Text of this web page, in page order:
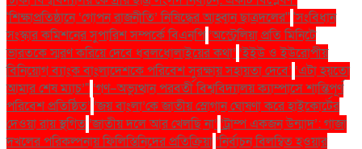
'শিক্ষাপ্রতিষ্ঠানে ‘গোপন রাজনীতি’ নিষিদ্ধের আহ্বান ছাত্রদলের'' 'সংবিধান
সংস্কার কমিশনের সুপারিশ সম্পর্কে বিএনপি ‘অস্ট্রেলিয়া প্রতি মিনিটে
ভারতকে স্মরণ করিয়ে দেবে ধবলধোলাইয়ের কথা’ ‘ইইউ ও ইউরোপীয়
বিনিয়োগ ব্যাংক বাংলাদেশকে পরিবেশ সুরক্ষায় সহায়তা দেবে’ ‘এটা হয়তো
আমার শেষ ম্যাচ’" ‘গণ–অভ্যুত্থান পরবর্তী বিশ্ববিদ্যালয় ক্যাম্পাসে শান্তিপূর্ণ
পরিবেশ প্রতিষ্ঠিত’ ‘জয় বাংলা’কে জাতীয় স্লোগান ঘোষণা করে হাইকোর্টের
দেওয়া রায় স্থগিত ‘জাতীয় দলে আর খেলছি না’ ‘ট্রাম্প একজন উন্মাদ’: গাজা
দখলের পরিকল্পনায় ফিলিস্তিনিদের প্রতিক্রিয়া ‘নির্বাচন বিলম্বিত হওয়ার